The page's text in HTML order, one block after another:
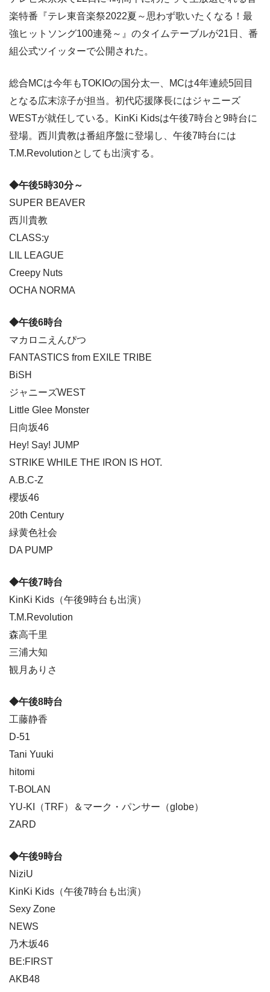
楽特番『テレ東音楽祭2022夏～思わず歌いたくなる！最
強ヒットソング100連発～』のタイムテーブルが21日、番
組公式ツイッターで公開された。
総合MCは今年もTOKIOの国分太一、MCは4年連続5回目
となる広末涼子が担当。初代応援隊長にはジャニーズ
WESTが就任している。KinKi Kidsは午後7時台と9時台に
登場。西川貴教は番組序盤に登場し、午後7時台には
T.M.Revolutionとしても出演する。
◆午後5時30分～
SUPER BEAVER
西川貴教
CLASS:y
LIL LEAGUE
Creepy Nuts
OCHA NORMA
◆午後6時台
マカロニえんぴつ
FANTASTICS from EXILE TRIBE
BiSH
ジャニーズWEST
Little Glee Monster
日向坂46
Hey! Say! JUMP
STRIKE WHILE THE IRON IS HOT.
A.B.C-Z
櫻坂46
20th Century
緑黄色社会
DA PUMP
◆午後7時台
KinKi Kids（午後9時台も出演）
T.M.Revolution
森高千里
三浦大知
観月ありさ
◆午後8時台
工藤静香
D-51
Tani Yuuki
hitomi
T-BOLAN
YU-KI（TRF）＆マーク・パンサー（globe）
ZARD
◆午後9時台
NiziU
KinKi Kids（午後7時台も出演）
Sexy Zone
NEWS
乃木坂46
BE:FIRST
AKB48